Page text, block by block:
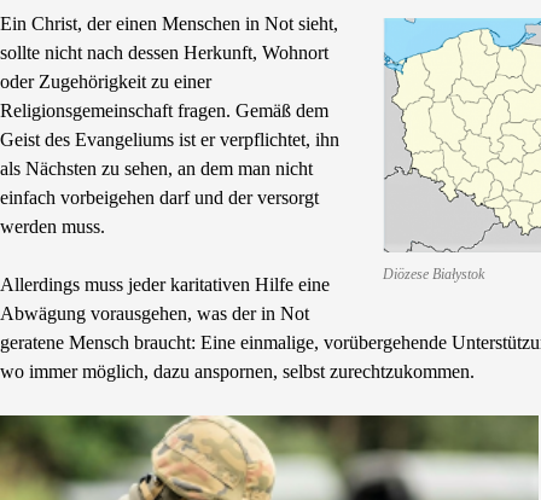
Diözese Białystok
Ein Christ, der einen Menschen in Not sieht,
sollte nicht nach dessen Herkunft, Wohnort
oder Zugehörigkeit zu einer
Religionsgemeinschaft fragen. Gemäß dem
Geist des Evangeliums ist er verpflichtet, ihn
als Nächsten zu sehen, an dem man nicht
einfach vorbeigehen darf und der versorgt
werden muss.
Allerdings muss jeder karitativen Hilfe eine
Abwägung vorausgehen, was der in Not
geratene Mensch braucht: Eine einmalige, vorübergehende
wo immer möglich, dazu anspornen, selbst zurechtzukommen.